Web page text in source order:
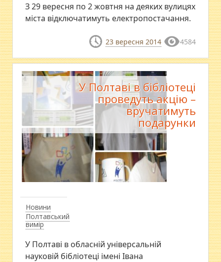
З 29 вересня по 2 жовтня на деяких вулицях
міста відключатимуть електропостачання.
23 вересня 2014 4584
Новини
Полтавський
вимір
У Полтаві в бібліотеці
проведуть акцію –
вручатимуть
подарунки
У Полтаві в обласній універсальній
науковій бібліотеці імені Івана